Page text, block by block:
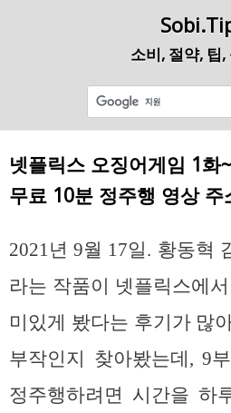
소비, 절약, 팁
넷플릭스 오징어게임 1화
무료 10분 정주행 영상 주
2021년 9월 17일. 황동혁
라는 작품이 넷플릭스에
미있게 봤다는 후기가 많
부작인지 찾아봤는데, 9
정주행하려면 시간을 하